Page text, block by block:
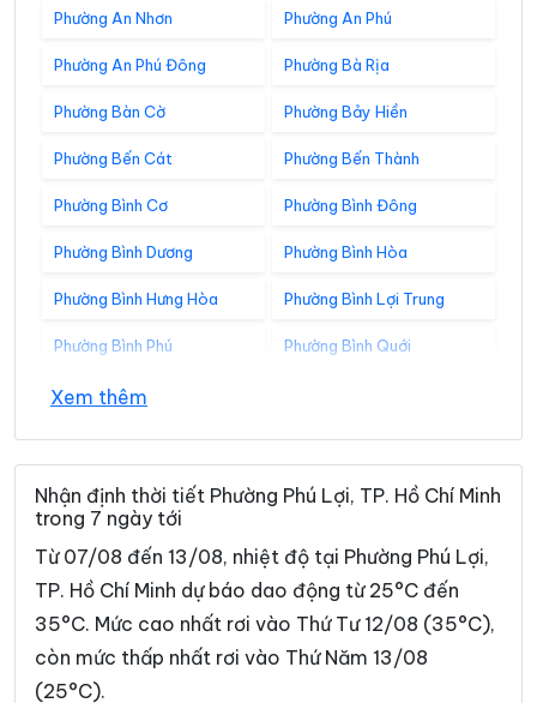
Phường An Nhơn Phường An Phú
Phường An Phú Đông Phường Bà Rịa
Phường Bàn Cờ Phường Bảy Hiền
Phường Bến Cát Phường Bến Thành
Phường Bình Cơ Phường Bình Đông
Phường Bình Dương Phường Bình Hòa
Phường Bình Hưng Hòa Phường Bình Lợi Trung
Phường Bình Phú Phường Bình Quới
Phường Bình Tân
Phường Bình Thạnh Phường Bình Thới
Phường Bình Tiên Phường Bình Trị Đông
Phường Bình Trưng
Phường Cầu Kiệu Phường Cầu Ông Lãnh
Phường Chánh Hiệp Phường Chánh Hưng
Phường Chánh Phú Hòa Phường Chợ Lớn
Xem thêm
Nhận định thời tiết Phường Phú Lợi, TP. Hồ Chí Minh
trong 7 ngày tới
Từ 07/08 đến 13/08, nhiệt độ tại Phường Phú Lợi,
TP. Hồ Chí Minh dự báo dao động từ 25°C đến
35°C. Mức cao nhất rơi vào Thứ Tư 12/08 (35°C),
còn mức thấp nhất rơi vào Thứ Năm 13/08
(25°C).